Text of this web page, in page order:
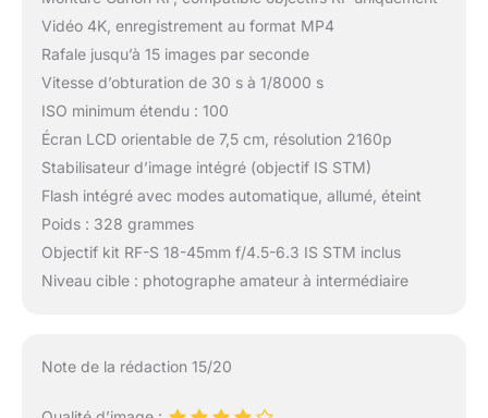
Vidéo 4K, enregistrement au format MP4
Rafale jusqu’à 15 images par seconde
Vitesse d’obturation de 30 s à 1/8000 s
ISO minimum étendu : 100
Écran LCD orientable de 7,5 cm, résolution 2160p
Stabilisateur d’image intégré (objectif IS STM)
Flash intégré avec modes automatique, allumé, éteint
Poids : 328 grammes
Objectif kit RF-S 18-45mm f/4.5-6.3 IS STM inclus
Niveau cible : photographe amateur à intermédiaire
Note de la rédaction 15/20